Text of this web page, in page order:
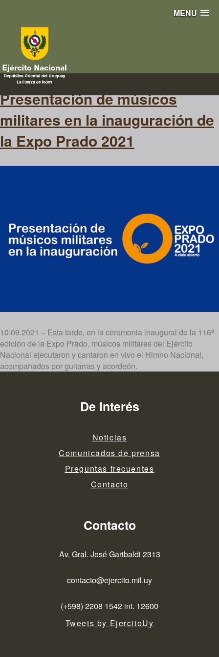
MENU
expoprado
Presentación de músicos
militares en la inauguración de
la Expo Prado 2021
10.09.2021 – Esta tarde, en la ceremonia inaugural de la 116ª
edición de la Expo Prado, músicos militares del Ejército
Nacional ejecutaron y cantaron en vivo el Himno Nacional,
acompañados por guitarras y acordeón.
De interés
Noticias
Comunicados de prensa
Preguntas frecuentes
Contacto
Contacto
Av. Gral. José Garibaldi 2313
contacto@ejercito.mil.uy
(+598) 2208 1542 int. 12600
Tweets by EjercitoUy